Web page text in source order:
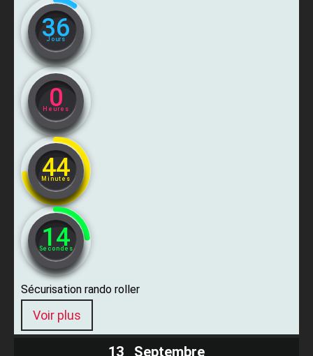
36
Jours
0
Heures
44
Minutes
13
Secondes
Sécurisation rando roller
Voir plus
13 Septembre